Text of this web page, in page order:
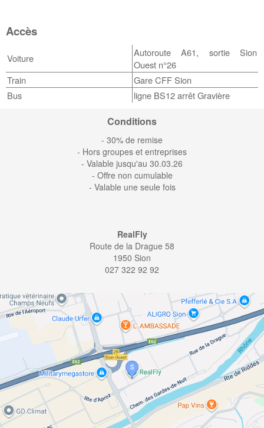
Accès
Voiture
Autoroute A61, sortie Sion
Ouest n°26
Train
Gare CFF Sion
Bus
ligne BS12 arrêt Gravière
Conditions
- 30% de remise
- Hors groupes et entreprises
- Valable jusqu'au 30.03.26
- Offre non cumulable
- Valable une seule fois
RealFly
Route de la Drague 58
1950 Sion
027 322 92 92